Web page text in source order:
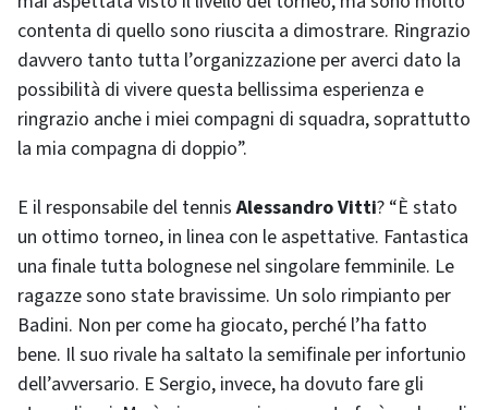
contenta di quello sono riuscita a dimostrare. Ringrazio
davvero tanto tutta l’organizzazione per averci dato la
possibilità di vivere questa bellissima esperienza e
ringrazio anche i miei compagni di squadra, soprattutto
la mia compagna di doppio”.
E il responsabile del tennisAlessandro Vitti? “È stato
un ottimo torneo, in linea con le aspettative. Fantastica
una finale tutta bolognese nel singolare femminile. Le
ragazze sono state bravissime. Un solo rimpianto per
Badini. Non per come ha giocato, perché l’ha fatto
bene. Il suo rivale ha saltato la semifinale per infortunio
dell’avversario. E Sergio, invece, ha dovuto fare gli